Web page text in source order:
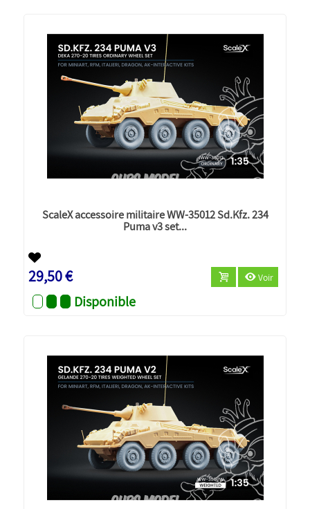
ScaleX accessoire militaire WW-35012 Sd.Kfz. 234
Puma v3 set...
29,50 € Voir
Disponible